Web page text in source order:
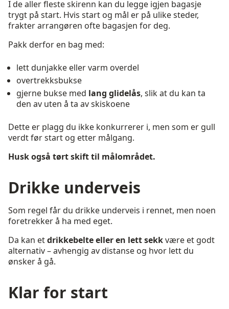
I de aller fleste skirenn kan du legge igjen bagasje
trygt på start. Hvis start og mål er på ulike steder,
frakter arrangøren ofte bagasjen for deg.
Pakk derfor en bag med:
lett dunjakke eller varm overdel
overtrekksbukse
gjerne bukse med lang glidelås, slik at du kan ta
den av uten å ta av skiskoene
Dette er plagg du ikke konkurrerer i, men som er gull
verdt før start og etter målgang.
Husk også tørt skift til målområdet.
Drikke underveis
Som regel får du drikke underveis i rennet, men noen
foretrekker å ha med eget.
Da kan etdrikkebelte eller en lett sekkvære et godt
alternativ – avhengig av distanse og hvor lett du
ønsker å gå.
Klar for start